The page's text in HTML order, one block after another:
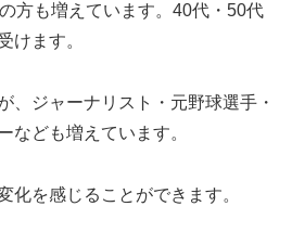
方も増えています。40代・50代
けます。
、ジャーナリスト・元野球選手・
なども増えています。
化を感じることができます。